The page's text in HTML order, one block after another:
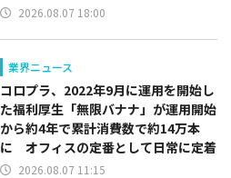
2026.08.07 18:00
業界ニュース
コロプラ、2022年9月に運用を開始し
た福利厚生「無限バナナ」が運用開始
から約4年で累計消費数で約14万本
に オフィスの定番として日常に定着
2026.08.07 11:15